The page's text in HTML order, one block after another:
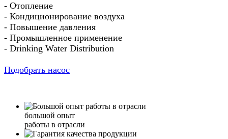
- Отопление
- Кондиционирование воздуха
- Повышение давления
- Промышленное применение
- Drinking Water Distribution
Подобрать насос
большой опыт
работы в отрасли